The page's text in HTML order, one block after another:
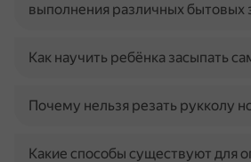
выполнения различных бытовых
Как научить ребёнка засыпать
Почему нельзя резать рукколу
Какие способы существуют для